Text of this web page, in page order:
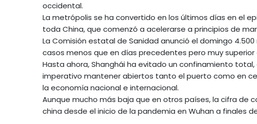
occidental.
La metrópolis se ha convertido en los últimos días en el
toda China, que comenzó a acelerarse a principios de
La Comisión estatal de Sanidad anunció el domingo
casos menos que en días precedentes pero muy
Hasta ahora, Shanghái ha evitado un confinamiento
imperativo mantener abiertos tanto el puerto como en
la economía nacional e internacional.
Aunque mucho más baja que en otros países, la cifra de
china desde el inicio de la pandemia en Wuhan a finales de